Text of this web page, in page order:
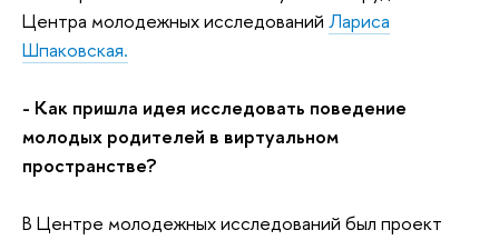
Центра молодежных исследований Лариса
Шпаковская.
- Как пришла идея исследовать поведение
молодых родителей в виртуальном
пространстве?
В Центре молодежных исследований был проект